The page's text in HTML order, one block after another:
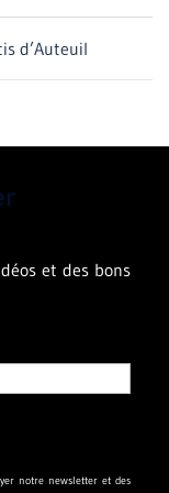
d’Auteuil
et des bons
notre newsletter et des